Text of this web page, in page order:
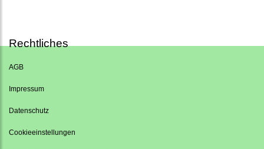
Rechtliches
AGB
Impressum
Datenschutz
Cookieeinstellungen